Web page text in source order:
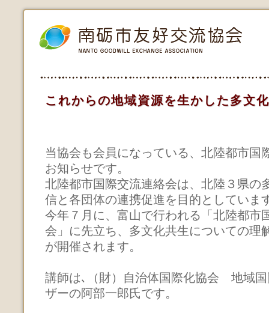
これからの地域資源を生かした多文
当協会も会員になっている、北陸都市国
お知らせです。
北陸都市国際交流連絡会は、北陸３県の
信と各団体の連携促進を目的としていま
今年７月に、富山で行われる「北陸都市
会」に先立ち、多文化共生についての理
が開催されます。
講師は､（財）自治体国際化協会 地域
ザーの阿部一郎氏です。